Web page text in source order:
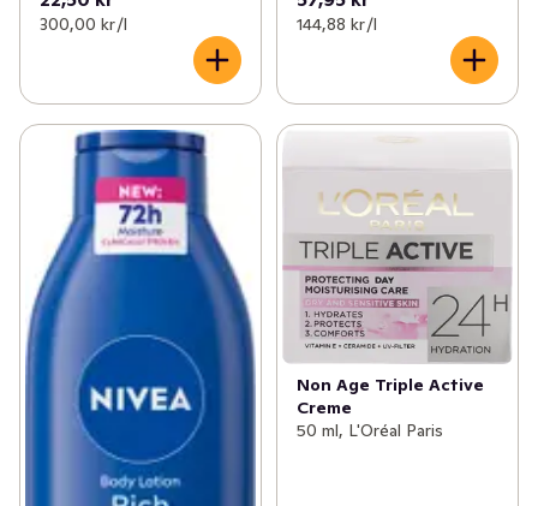
300,00 kr /l 144,88 kr /l
Non Age Triple Active
Creme
50 ml, L'Oréal Paris